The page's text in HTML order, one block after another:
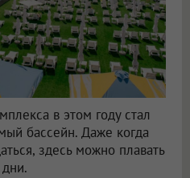
в этом году стал
бассейн. Даже когда
здесь можно плавать